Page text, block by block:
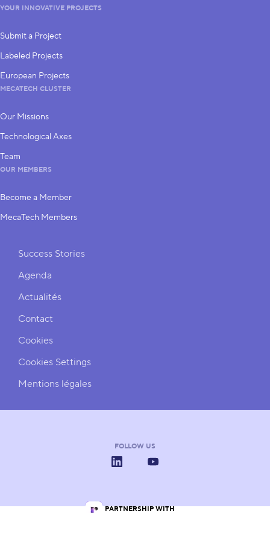
YOUR INNOVATIVE PROJECTS
Submit a Project
Labeled Projects
European Projects
MECATECH CLUSTER
Our Missions
Technological Axes
Team
OUR MEMBERS
Become a Member
MecaTech Members
Shortcuts
Success Stories
Agenda
Actualités
Contact
Cookies
Cookies Settings
Mentions légales
FOLLOW US
LinkedInYouTube
IN PARTNERSHIP WITH